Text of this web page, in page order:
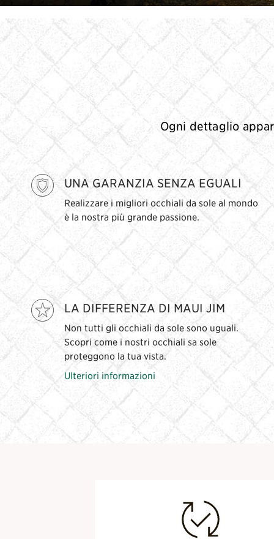
Ogni dettaglio
UNA GARANZIA SENZA EGUALI
Realizzare i migliori occhiali da sole al mondo
è la nostra più grande passione.
LA DIFFERENZA DI MAUI JIM
Non tutti gli occhiali da sole sono uguali.
Scopri come i nostri occhiali sa sole
proteggono la tua vista.
Ulteriori informazioni